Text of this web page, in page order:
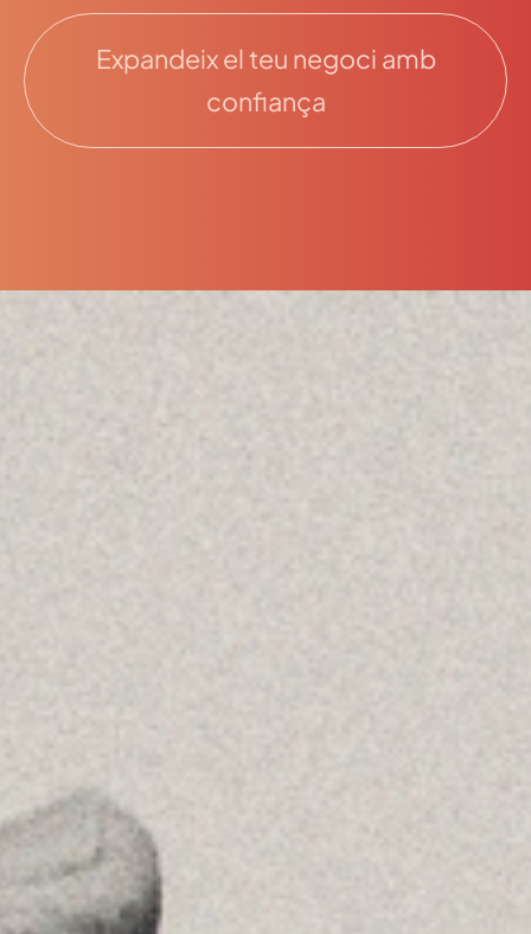
Expandeix el teu negoci amb
confiança